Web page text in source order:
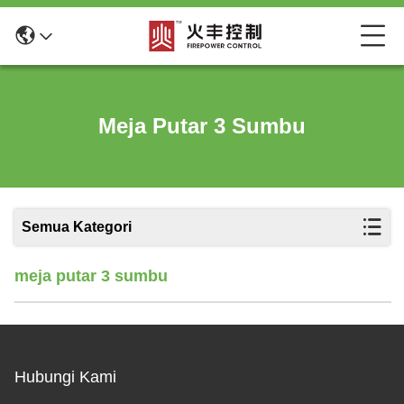
Meja Putar 3 Sumbu
Semua Kategori
meja putar 3 sumbu
Hubungi Kami